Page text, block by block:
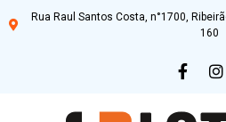
Rua Raul Santos Costa, n°1700,
160